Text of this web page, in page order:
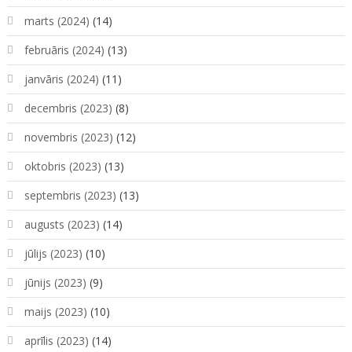
marts (2024) (14)
februāris (2024) (13)
janvāris (2024) (11)
decembris (2023) (8)
novembris (2023) (12)
oktobris (2023) (13)
septembris (2023) (13)
augusts (2023) (14)
jūlijs (2023) (10)
jūnijs (2023) (9)
maijs (2023) (10)
aprīlis (2023) (14)